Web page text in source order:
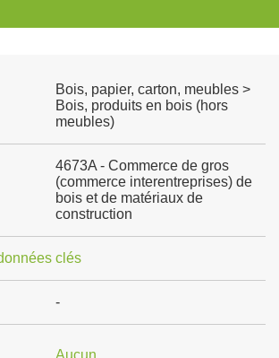
Bois, papier, carton, meubles >
Bois, produits en bois (hors
meubles)
4673A - Commerce de gros
(commerce interentreprises) de
bois et de matériaux de
construction
clés
-
Aucun